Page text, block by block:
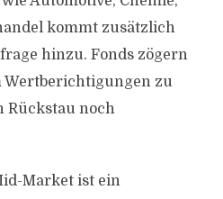
kommt zusätzlich
hinzu. Fonds zögern
Wertberichtigungen zu
Rückstau noch
Market ist ein